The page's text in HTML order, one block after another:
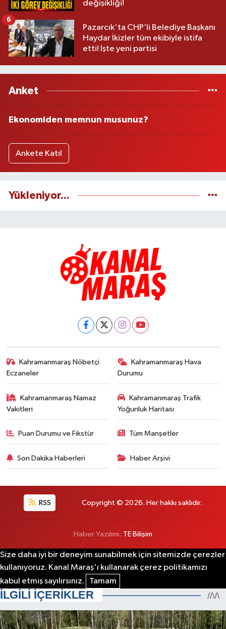
değişikliği!
Pazarcık'ta CHP’li Belediye Başkanı
Haydar İkizler tüm ekibiyle istifa
etti! İşte yeni partisi
6
Anket
Ekonomiden memnun musunuz?
Ankete Katıl
Yükleniyor...
Kahramanmaraş Nöbetçi
Eczaneler
Kahramanmaraş Hava
Durumu
Kahramanmaraş Namaz
Vakitleri
Kahramanmaraş Trafik
Yoğunluk Haritası
Puan Durumu ve Fikstür Tüm Manşetler
Son Dakika Haberleri Haber Arşivi
RSS Copyright © 2026. Her hakkı saklıdır.
Haber Yazılımı: TE Bilişim
Size daha iyi bir deneyim sunabilmek için sitemizde çerezler
kullanıyoruz. Kanal Maraş'ı kullanarak çerez politikamızı
kabul etmiş sayılırsınız.
Tamam